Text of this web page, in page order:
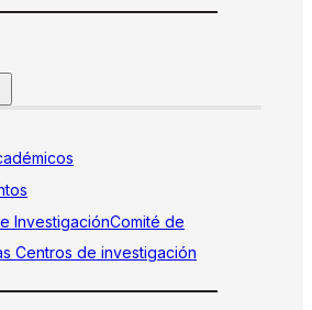
InvestigaciónComité de
Centros de investigación